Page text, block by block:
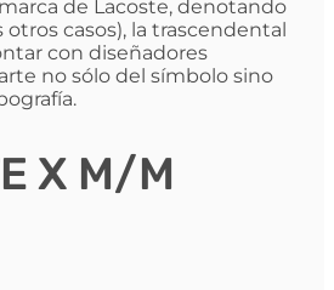
de Lacoste, denotando
casos), la trascendental
con diseñadores
no sólo del símbolo sino
X M/M